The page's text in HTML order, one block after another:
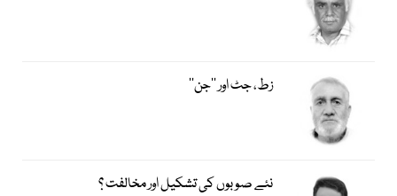
زط، جٹ اور ’’جن‘‘
نئے صوبوں کی تشکیل اور مخالفت ؟